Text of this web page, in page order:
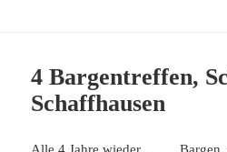
4 Bargentreffen,
Schaffhausen